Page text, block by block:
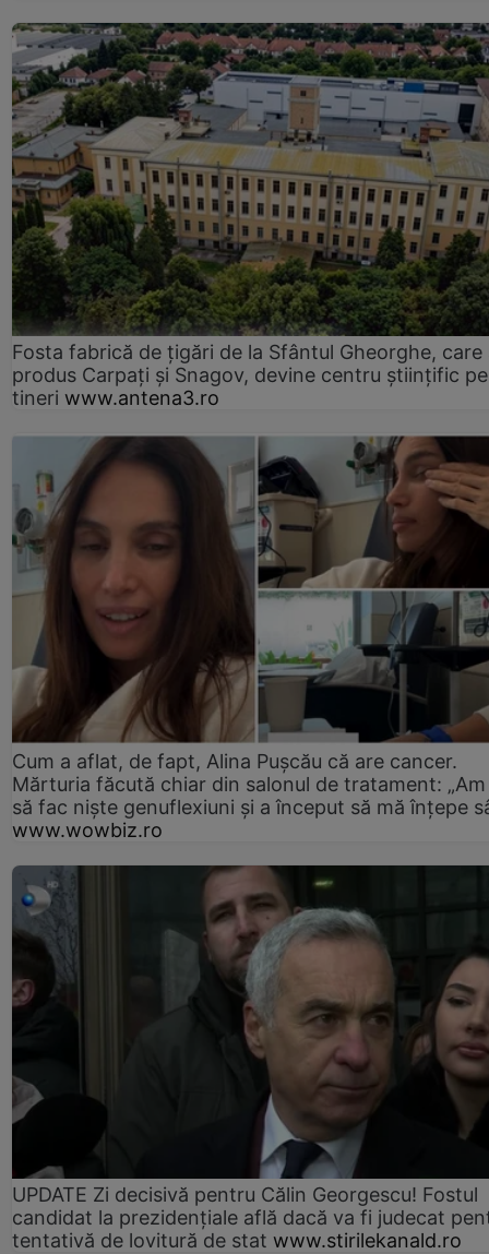
Fosta fabrică de țigări de la Sfântul Gheorghe, care
produs Carpați și Snagov, devine centru științific
tineri www.antena3.ro
Cum a aflat, de fapt, Alina Pușcău că are cancer.
Mărturia făcută chiar din salonul de tratament:
să fac niște genuflexiuni și a început să mă înțepe
www.wowbiz.ro
UPDATE Zi decisivă pentru Călin Georgescu! Fostul
candidat la prezidențiale află dacă va fi judecat
tentativă de lovitură de stat www.stirilekanald.ro